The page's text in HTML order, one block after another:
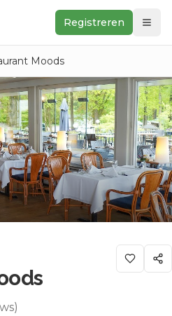
Registreren
Moods